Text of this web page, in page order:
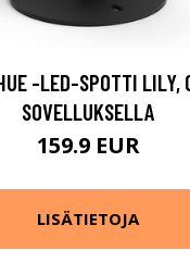
-LED-SPOTTI LILY,
SOVELLUKSELLA
159.9 EUR
LISÄTIETOJA